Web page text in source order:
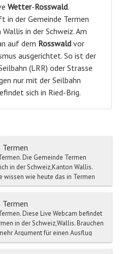
Wetter-Rosswald.
in der Gemeinde Termen
in der Schweiz. Am
auf dem Rosswald vor
ausgerichtet. So ist der
(LRR) oder Strasse
nur mit der Seilbahn
sich in Ried-Brig.
Termen
Die Gemeinde Termen
in der Schweiz,Kanton Wallis.
wissen wie heute das in Termen
S...
Termen
Diese Live Webcam befindet
in der Schweiz,Wallis. Brauchen
Argument für einen Ausflug